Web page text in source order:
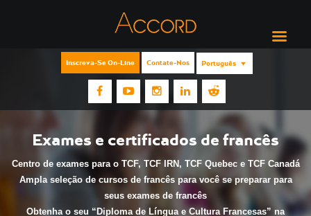
Inscreva-Se On-Line Contate-Nos Português
Exames e certificados de francês
Centro de exames para o TCF, TCF IRN, TCF Quebec e TCF Canadá
Ampla seleção de cursos de francês para você se preparar para
seus exames de francês
Obtenha o seu “Diploma de Língua e Cultura Francesas” na